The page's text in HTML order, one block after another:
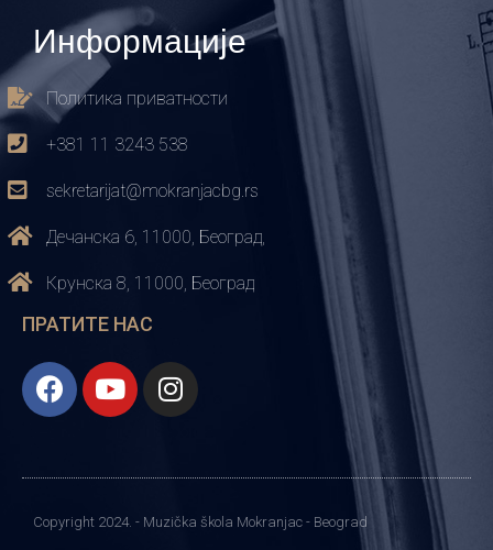
Информације
Политика приватности
+381 11 3243 538
sekretarijat@mokranjacbg.rs
Дечанска 6, 11000, Београд,
Крунска 8, 11000, Београд
ПРАТИТЕ НАС
Copyright 2024. - Muzička škola Mokranjac - Beograd